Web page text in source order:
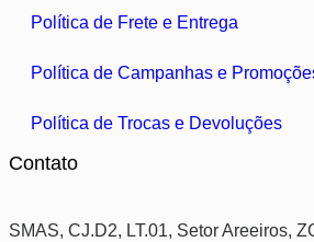
Política de Frete e Entrega
Política de Campanhas e
Política de Trocas e Devoluções
Contato
SMAS, CJ.D2, LT.01, Setor Areeiros,